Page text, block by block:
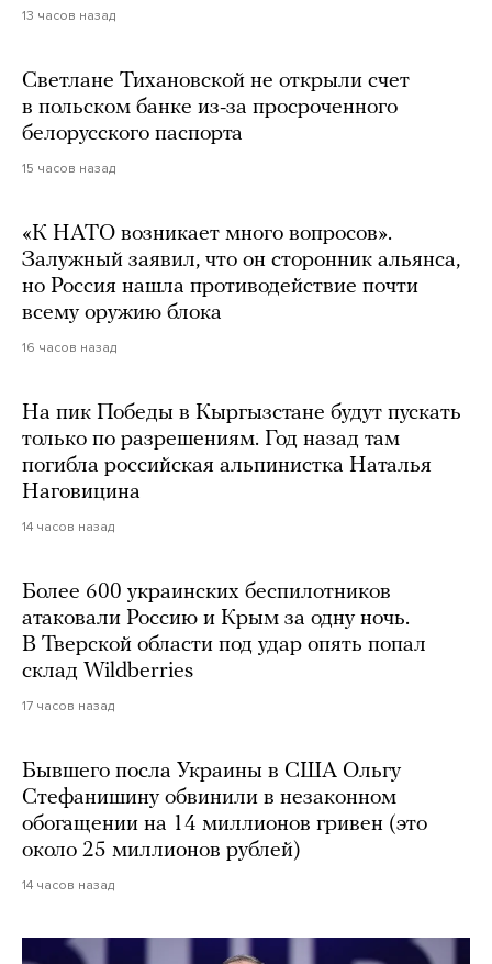
13 часов назад
Светлане Тихановской не открыли счет
в польском банке из-за просроченного
белорусского паспорта
15 часов назад
«К НАТО возникает много вопросов».
Залужный заявил, что он сторонник альянса,
но Россия нашла противодействие почти
всему оружию блока
16 часов назад
На пик Победы в Кыргызстане будут пускать
только по разрешениям. Год назад там
погибла российская альпинистка Наталья
Наговицина
14 часов назад
Более 600 украинских беспилотников
атаковали Россию и Крым за одну ночь.
В Тверской области под удар опять попал
склад Wildberries
17 часов назад
Бывшего посла Украины в США Ольгу
Стефанишину обвинили в незаконном
обогащении на 14 миллионов гривен (это
около 25 миллионов рублей)
14 часов назад